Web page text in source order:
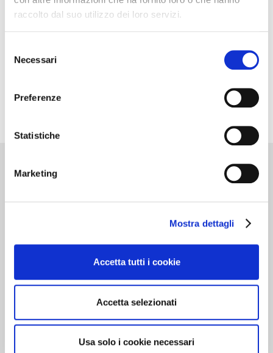
raccolto dal suo utilizzo dei loro servizi.
delNecessari
Preferenze
Statistiche
Marketing
Mostra dettagli
Accetta tutti i cookie
Accetta selezionati
Usa solo i cookie necessari
Cantine d’Italia
Dedicato alle cantine che …”valgono il
curiosità, eventi da vivere e i vini da gustare in
cantina. In questa edizione nuove segnalazioni
indispensabile al turista del vino.